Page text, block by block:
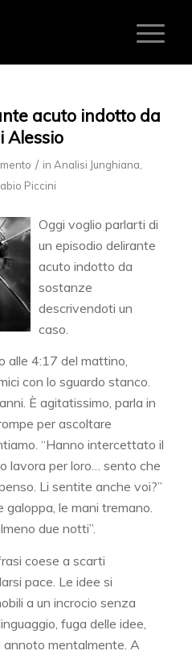
acuto indotto da
Alessio
/ in Analisi Junghiana
Piccini
Oggi voglio parlarti di
un episodio delirante
acuto indotto da
sostanze
descrivendoti un
caso.
alle 4:17 del mattino,
con lo sguardo stanco.
È agitatissimo, parla in
per ascoltare
“Hanno intercettato il
lavora per loro… sento che
Li sentite anche voi?”
galoppa, le mani tremano.
due notti”.
coese a scarti
pace. Le idee si
a un incrocio senza
fuga delle idee,
annoto mentalmente. A